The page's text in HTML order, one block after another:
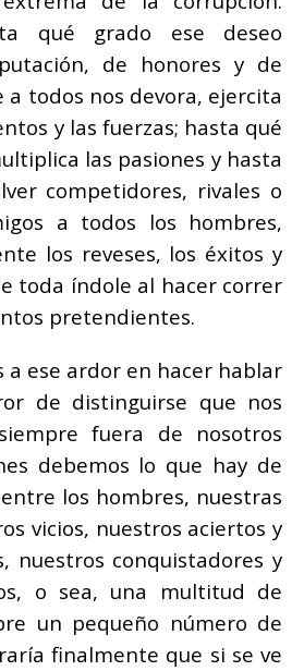
qué grado ese deseo
de honores y de
a todos nos devora, ejercita
y las fuerzas; hasta qué
las pasiones y hasta
competidores, rivales o
a todos los hombres,
los reveses, los éxitos y
toda índole al hacer correr
pretendientes.
a ese ardor en hacer hablar
de distinguirse que nos
fuera de nosotros
debemos lo que hay de
los hombres, nuestras
vicios, nuestros aciertos y
nuestros conquistadores y
o sea, una multitud de
un pequeño número de
finalmente que si se ve